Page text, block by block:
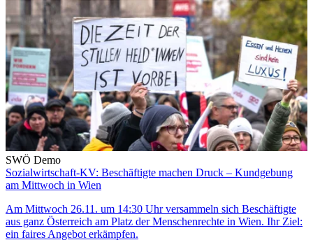
SWÖ Demo
Sozialwirtschaft-KV: Beschäftigte machen Druck – Kundgebung
am Mittwoch in Wien
Am Mittwoch 26.11. um 14:30 Uhr versammeln sich Beschäftigte
aus ganz Österreich am Platz der Menschenrechte in Wien. Ihr Ziel:
ein faires Angebot erkämpfen.